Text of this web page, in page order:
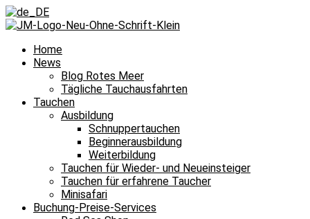
Home
News
Blog Rotes Meer
Tägliche Tauchausfahrten
Tauchen
Ausbildung
Schnuppertauchen
Beginnerausbildung
Weiterbildung
Tauchen für Wieder- und Neueinsteiger
Tauchen für erfahrene Taucher
Minisafari
Buchung-Preise-Services